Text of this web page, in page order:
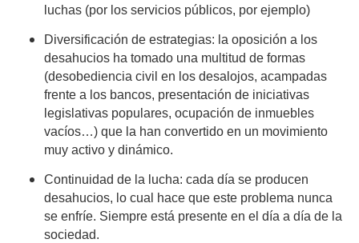
luchas (por los servicios públicos, por ejemplo)
Diversificación de estrategias: la oposición a los
desahucios ha tomado una multitud de formas
(desobediencia civil en los desalojos, acampadas
frente a los bancos, presentación de iniciativas
legislativas populares, ocupación de inmuebles
vacíos…) que la han convertido en un movimiento
muy activo y dinámico.
Continuidad de la lucha: cada día se producen
desahucios, lo cual hace que este problema nunca
se enfríe. Siempre está presente en el día a día de la
sociedad.